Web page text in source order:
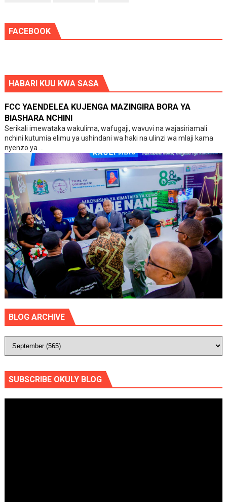
FACEBOOK
HABARI KUU KWA SASA
FCC YAENDELEA KUJENGA MAZINGIRA BORA YA
BIASHARA NCHINI
Serikali imewataka wakulima, wafugaji, wavuvi na wajasiriamali
nchini kutumia elimu ya ushindani wa haki na ulinzi wa mlaji kama
nyenzo ya ...
BLOG ARCHIVE
SUBSCRIBE OKULY BLOG